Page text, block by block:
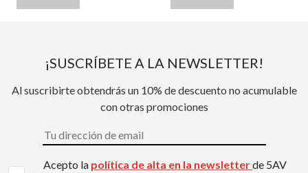
¡SUSCRÍBETE A LA NEWSLETTER!
Al suscribirte obtendrás un 10% de descuento no acumulable
con otras promociones
Acepto la política de alta en la newsletterde 5AV